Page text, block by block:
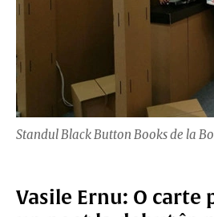
Standul Black Button Books de la
Vasile Ernu: O carte